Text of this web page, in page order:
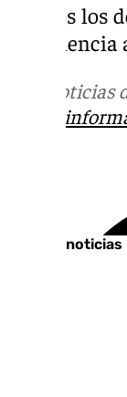
A todos los
Más noticias
Últimas noticias